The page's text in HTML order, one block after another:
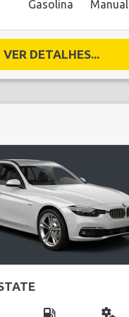
Gasolina Manual
VER DETALHES...